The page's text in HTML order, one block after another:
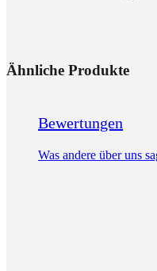
Bewertungen
Was andere über uns
Ähnliche Produkte